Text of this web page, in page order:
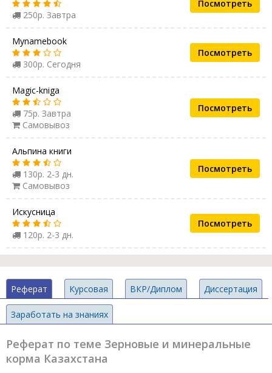
250р. Завтра
Посмотреть
Mynamebook
300р. Сегодня
Посмотреть
Magic-kniga
75р. Завтра
Самовывоз
Посмотреть
Альпина книги
130р. 2-3 дн.
Самовывоз
Посмотреть
Искусница
120р. 2-3 дн.
Посмотреть
Реферат Курсовая ВКР/Диплом Диссертация
Заработать на знаниях
Реферат по теме Зерновые и минеральные
корма Казахстана